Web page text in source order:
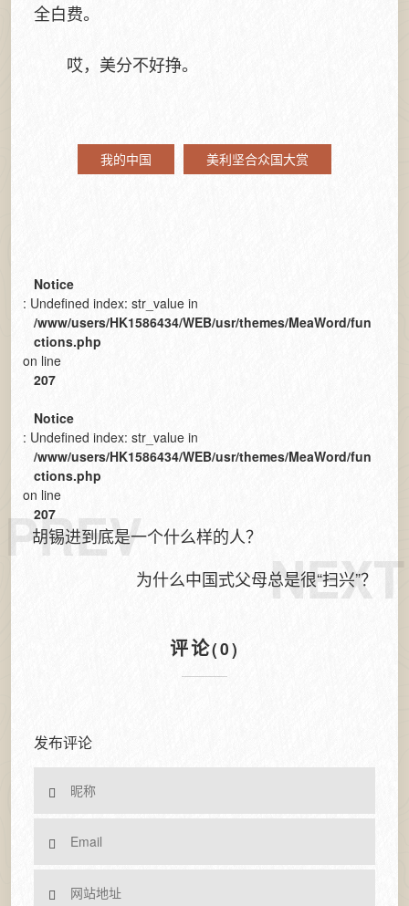
全白费。
哎，美分不好挣。
我的中国 美利坚合众国大赏
Notice
: Undefined index: str_value in
/www/users/HK1586434/WEB/usr/themes/MeaWord/fun
ctions.php
on line
207
Notice
: Undefined index: str_value in
/www/users/HK1586434/WEB/usr/themes/MeaWord/fun
ctions.php
on line
207
PREV
胡锡进到底是一个什么样的人？
NEXT
为什么中国式父母总是很“扫兴”？
评论(0)
发布评论